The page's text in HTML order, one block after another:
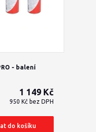
- balení
1 149 Kč
950 Kč bez DPH
do košíku